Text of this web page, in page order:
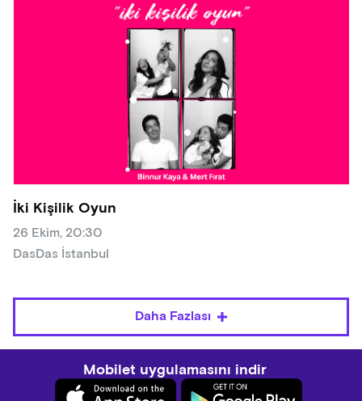
İki Kişilik Oyun
26 Ekim, 20:30
DasDas İstanbul
Daha Fazlası
Mobilet uygulamasını indir